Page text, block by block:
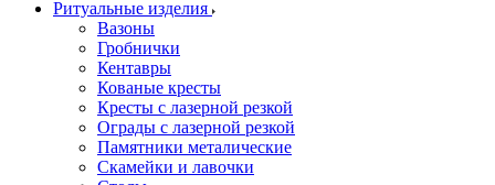
Ритуальные изделия
Вазоны
Гробнички
Кентавры
Кованые кресты
Кресты с лазерной резкой
Ограды с лазерной резкой
Памятники металические
Скамейки и лавочки